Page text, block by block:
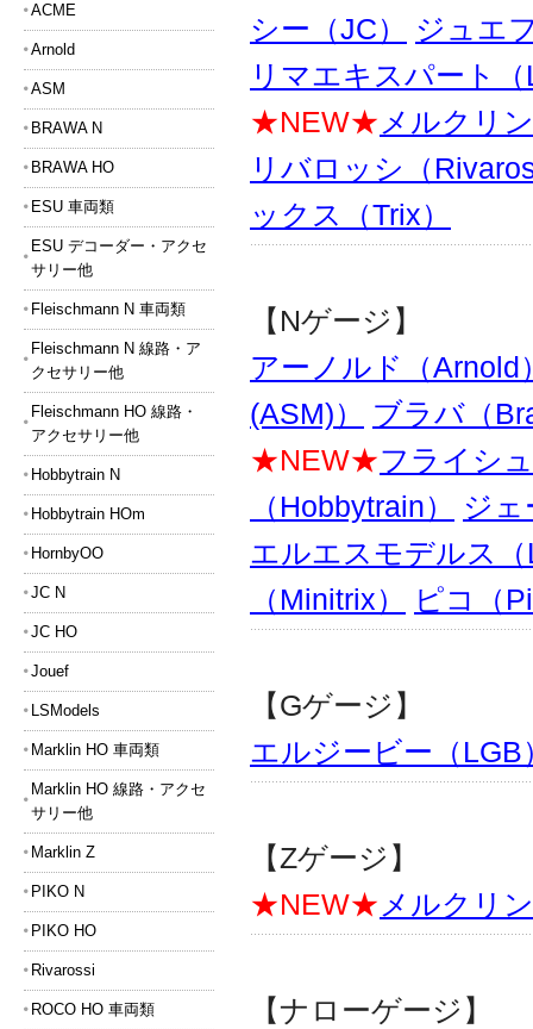
シー（JC）
ジュエ
リマエキスパート
★NEW★ メルクリ
リバロッシ（
ックス（Trix）
【Nゲージ】
アーノルド（Arnold
(ASM)）
ブラバ（
★NEW★フライシ
（Hobbytrain）
ジェ
エルエスモデルス
（Minitrix）
ピコ（
【Gゲージ】
エルジービー（LGB
【Zゲージ】
★NEW★ メルクリ
【ナローゲージ】
ACME
Arnold
ASM
BRAWA N
BRAWA HO
ESU 車両類
ESU デコーダー・アクセ
サリー他
Fleischmann N 車両類
Fleischmann N 線路・ア
クセサリー他
Fleischmann HO 線路・
アクセサリー他
Hobbytrain N
Hobbytrain HOm
HornbyOO
JC N
JC HO
Jouef
LSModels
Marklin HO 車両類
Marklin HO 線路・アクセ
サリー他
Marklin Z
PIKO N
PIKO HO
Rivarossi
ROCO HO 車両類